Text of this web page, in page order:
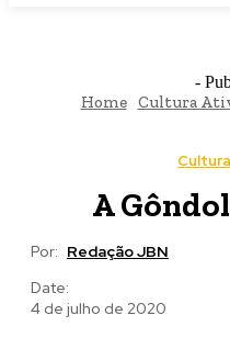
-
Home Cultura
A
Por: Redação JBN
Date:
4 de julho de 2020